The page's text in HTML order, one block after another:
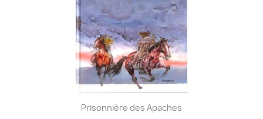
Prisonnière des Apaches